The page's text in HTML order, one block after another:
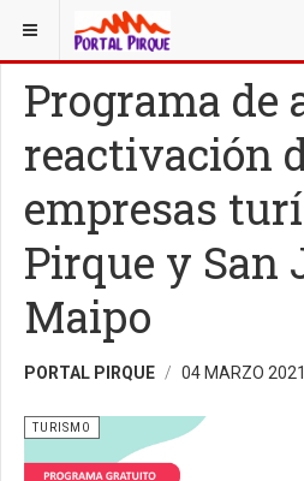
ESTÁ AQUÍ: TURISMO
Programa de
reactivación
empresas
Pirque y San
Maipo
PORTAL PIRQUE 04 MARZO 2021
TURISMO